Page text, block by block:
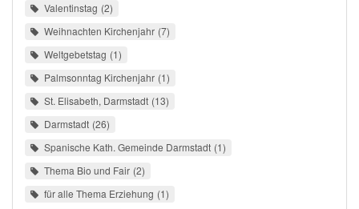
Valentinstag 2
Weihnachten Kirchenjahr 7
Weltgebetstag 1
Palmsonntag Kirchenjahr 1
St. Elisabeth, Darmstadt 13
Darmstadt 26
Spanische Kath. Gemeinde Darmstadt 1
Thema Bio und Fair 2
für alle Thema Erziehung 1